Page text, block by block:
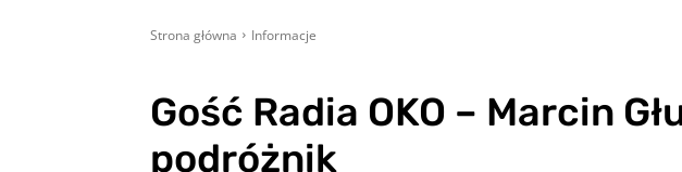
Strona główna Informacje
Gość Radia OKO – Marcin
podróżnik